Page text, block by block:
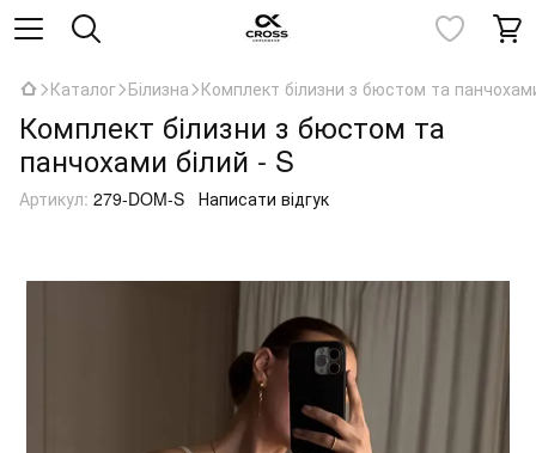
Каталог Білизна Комплект білизни з бюстом та
Комплект білизни з бюстом та
панчохами білий - S
Артикул: 279-DOM-S Написати відгук